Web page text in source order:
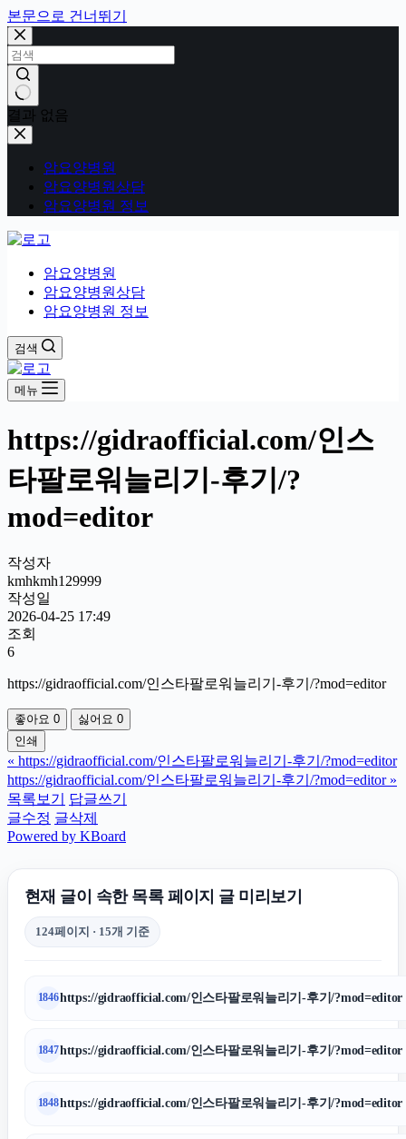
본문으로 건너뛰기
결과 없음
암요양병원
암요양병원상담
암요양병원 정보
암요양병원
암요양병원상담
암요양병원 정보
검색
메뉴
https://gidraofficial.com/인스
타팔로워늘리기-후기/?
mod=editor
작성자
kmhkmh129999
작성일
2026-04-25 17:49
조회
6
https://gidraofficial.com/인스타팔로워늘리기-후기/?mod=editor
좋아요 0 싫어요 0
인쇄
« https://gidraofficial.com/인스타팔로워늘리기-후기/?mod=editor
https://gidraofficial.com/인스타팔로워늘리기-후기/?mod=editor »
목록보기
답글쓰기
글수정 글삭제
Powered by KBoard
현재 글이 속한 목록 페이지 글 미리보기
124페이지 · 15개 기준
1846https://gidraofficial.com/인스타팔로워늘리기-후기/?mod=editor
1847https://gidraofficial.com/인스타팔로워늘리기-후기/?mod=editor
1848https://gidraofficial.com/인스타팔로워늘리기-후기/?mod=editor